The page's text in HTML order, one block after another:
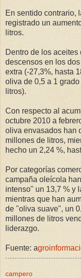
En sentido contrario,
registrado un
litros.
Dentro de los
descensos en los
extra (-27,3%, hasta
oliva de 0,5 a 1
litros).
Con respecto al
octubre 2010 a
oliva envasados han
millones de litros,
hecho un 2,24 %,
Por categorías
campaña oleícola
intenso" un 13,7 % y
mientras que han
de "oliva suave", un
millones de litros
liderazgo.
Fuente: a
campero